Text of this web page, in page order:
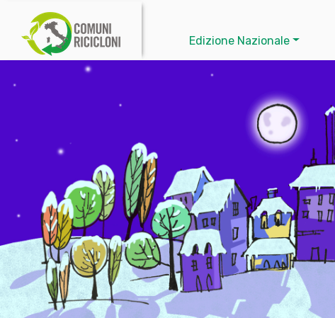
Edizione Nazionale